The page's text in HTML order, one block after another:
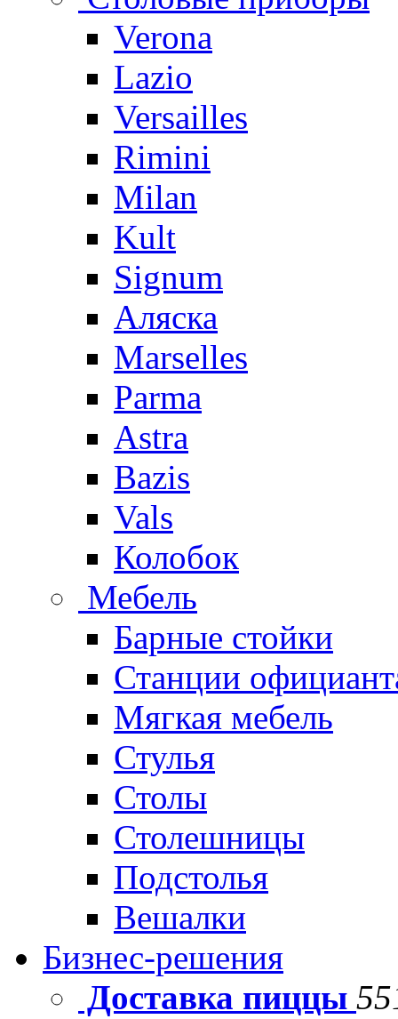
Verona
Lazio
Versailles
Rimini
Milan
Kult
Signum
Аляска
Marselles
Parma
Astra
Bazis
Vals
Колобок
Мебель
Барные стойки
Станции
Мягкая мебель
Стулья
Столы
Столешницы
Подстолья
Вешалки
Бизнес-решения
Доставка пиццы